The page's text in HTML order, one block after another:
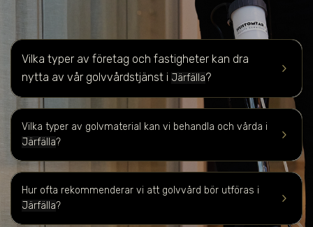
keyboard_arrow_right
Vilka typer av företag och fastigheter kan dra
nytta av vår golvvårdstjänst i Järfälla?
keyboard_arrow_right
Vilka typer av golvmaterial kan vi behandla och vårda i
Järfälla?
keyboard_arrow_right
Hur ofta rekommenderar vi att golvvård bör utföras i
Järfälla?